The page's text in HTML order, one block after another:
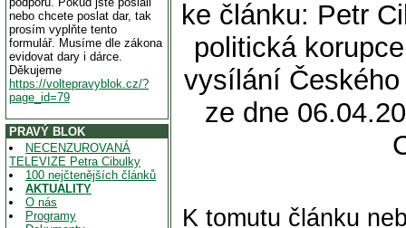
nebo chcete poslat dar, tak
prosím vyplňte tento
formulář. Musíme dle zákona
evidovat dary i dárce.
Děkujeme
https://voltepravyblok.cz/?
page_id=79
PRAVÝ BLOK
NECENZUROVANÁ
TELEVIZE Petra Cibulky
100 nejčtenějších článků
AKTUALITY
O nás
Programy
ke článku: Petr
politická
vysílání
ze dne
K tomutu článku